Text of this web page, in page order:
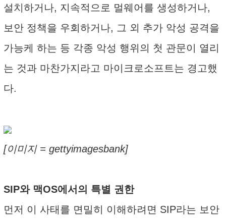
설치하거나, 지속적으로 멀웨어를 생성하거나,
보안 정책을 우회하거나, 그 외 추가 악성 공격을
가능케 하는 등 각종 악성 행위의 첫 관문이 열리
는 것과 마찬가지라고 마이크로소프트는 경고했
다.
[이미지 = gettyimagesbank]
SIP와 맥OS에서의 특별 권한
먼저 이 사태를 면밀히 이해하려면 SIP라는 보안